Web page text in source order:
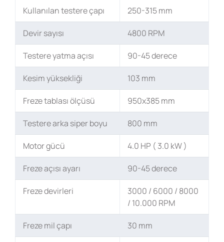
Kullanılan testere çapı 250-315 mm
Devir sayısı 4800 RPM
Testere yatma açısı 90-45 derece
Kesim yüksekliği 103 mm
Freze tablası ölçüsü 950x385 mm
Testere arka siper boyu 800 mm
Motor gücü 4.0 HP ( 3.0 kW )
Freze açısı ayarı 90-45 derece
Freze devirleri
3000 / 6000 / 8000
/ 10.000 RPM
Freze mil çapı 30 mm